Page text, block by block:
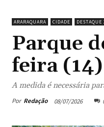
ARARAQUARA CIDADE DESTAQUE
Parque
feira (14)
A medida é necessária
Por Redação 08/07/2026